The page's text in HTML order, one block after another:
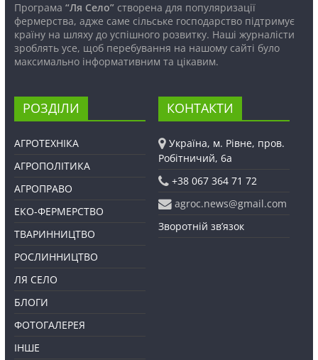
Програма “Ля Село”створена для популяризації
фермерства, адже саме сільське господарство підтримує
країну на шляху до успішного розвитку. Наші журналісти
зроблять усе, щоб перебування на нашому сайті було
максимально інформативним та цікавим.
РОЗДІЛИ
АГРОТЕХНІКА
АГРОПОЛІТИКА
АГРОПРАВО
ЕКО-ФЕРМЕРСТВО
ТВАРИННИЦТВО
РОСЛИННИЦТВО
ЛЯ СЕЛО
БЛОГИ
ФОТОГАЛЕРЕЯ
ІНШЕ
КОНТАКТИ
Україна, м. Рівне, пров.
Робітничий, 6а
+38 067 364 71 72
agroc.news@gmail.com
Зворотній зв’язок